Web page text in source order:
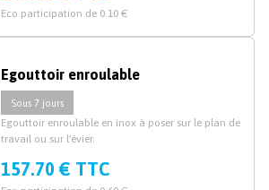
Eco participation de 0.10 €
Sous 7 jours
Egouttoir enroulable
Egouttoir enroulable en inox à poser sur le plan de
travail ou sur l'évier.
157.70 € TTC